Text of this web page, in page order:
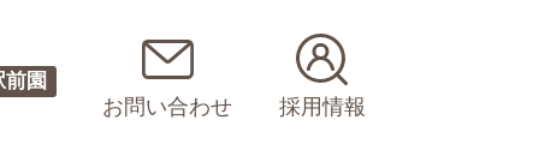
園
お問い合わせ 採用情報